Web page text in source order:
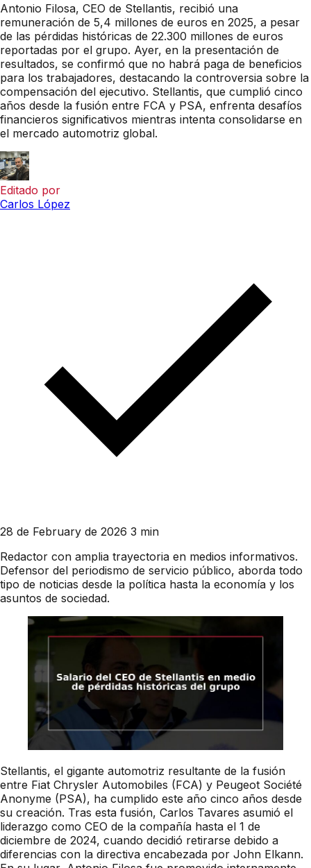
Antonio Filosa, CEO de Stellantis, recibió una
remuneración de 5,4 millones de euros en 2025, a pesar
de las pérdidas históricas de 22.300 millones de euros
reportadas por el grupo. Ayer, en la presentación de
resultados, se confirmó que no habrá paga de beneficios
para los trabajadores, destacando la controversia sobre la
compensación del ejecutivo. Stellantis, que cumplió cinco
años desde la fusión entre FCA y PSA, enfrenta desafíos
financieros significativos mientras intenta consolidarse en
el mercado automotriz global.
Editado por
Carlos López
28 de February de 2026 3 min
Redactor con amplia trayectoria en medios informativos.
Defensor del periodismo de servicio público, aborda todo
tipo de noticias desde la política hasta la economía y los
asuntos de sociedad.
Stellantis, el gigante automotriz resultante de la fusión
entre Fiat Chrysler Automobiles (FCA) y Peugeot Société
Anonyme (PSA), ha cumplido este año cinco años desde
su creación. Tras esta fusión, Carlos Tavares asumió el
liderazgo como CEO de la compañía hasta el 1 de
diciembre de 2024, cuando decidió retirarse debido a
diferencias con la directiva encabezada por John Elkann.